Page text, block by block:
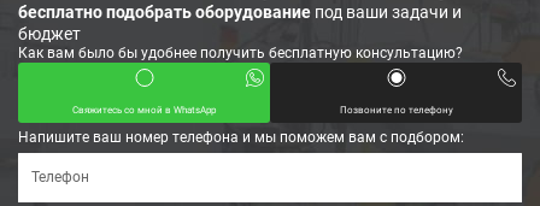
бесплатно подобрать оборудование под ваши задачи и
бюджет
Как вам было бы удобнее получить бесплатную консультацию?
Свяжитесь со мной в WhatsApp Позвоните по телефону
Напишите ваш номер телефона и мы поможем вам с подбором: